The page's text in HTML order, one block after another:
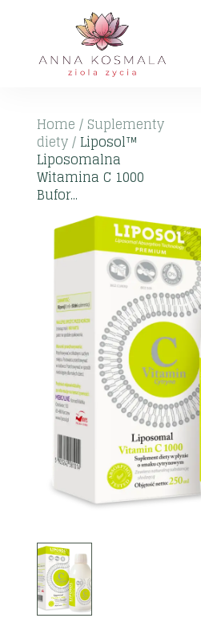
Home / Suplementy
diety/ Liposol™
Liposomalna
Witamina C 1000
Bufor...